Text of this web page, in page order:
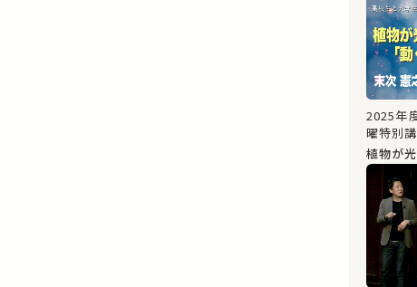
2025年
曜特別
植物が光